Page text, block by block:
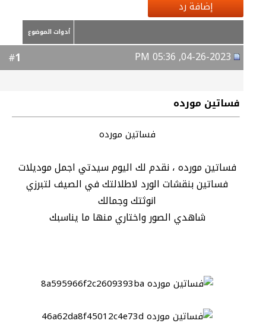
إضافة رد
أدوات الموضوع
1
فساتين مورده
فساتين مورده
فساتين مورده ، نقدم لك اليوم سيدتي اجمل موديلات
فساتين بنقشات الورد لاطلالتك في الصيف لتبرزي
انوثتك وجمالك
شاهدي الصور واختاري منها ما يناسبك